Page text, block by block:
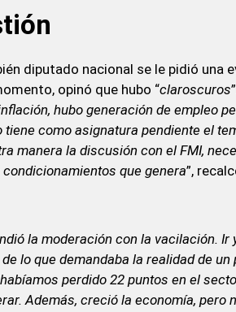
diputado nacional se le pidió una
opinó que hubo “claroscuros
hubo generación de empleo
tiene como asignatura pendiente el
manera la discusión con el FMI,
que genera”,
la moderación con la vacilación. Ir
lo que demandaba la realidad de
perdido 22 puntos en el
Además, creció la economía, pero